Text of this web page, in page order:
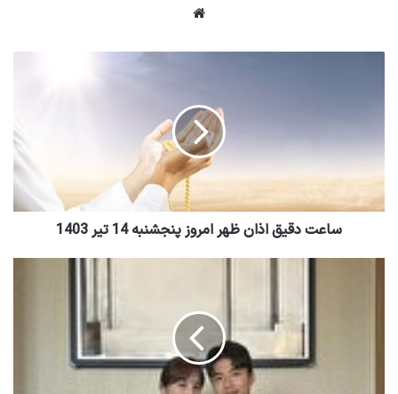
ساعت دقیق اذان ظهر امروز پنجشنبه 14 تیر 1403